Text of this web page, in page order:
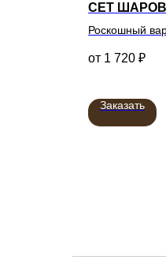
СЕТ ШАРОВ
Роскошный
1 720 ₽
Заказать